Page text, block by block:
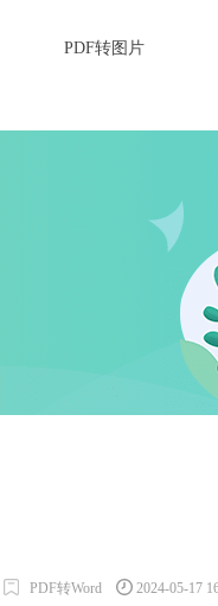
PDF转图片
PDF转Word 2024-05-17